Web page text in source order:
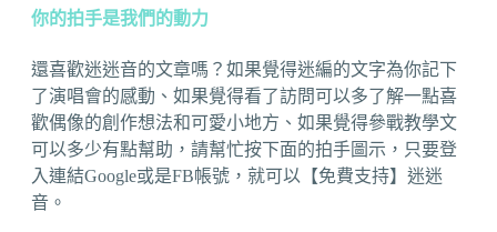
你的拍手是我們的動力
還喜歡迷迷音的文章嗎？如果覺得迷編的文字為你記下
了演唱會的感動、如果覺得看了訪問可以多了解一點喜
歡偶像的創作想法和可愛小地方、如果覺得參戰教學文
可以多少有點幫助，請幫忙按下面的拍手圖示，只要登
入連結Google或是FB帳號，就可以【免費支持】迷迷
音。